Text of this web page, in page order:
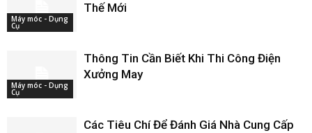
Máy móc - Dụng
Cụ
Thế Mới
Máy móc - Dụng
Cụ
Thông Tin Cần Biết Khi Thi Công Điện
Xưởng May
Các Tiêu Chí Để Đánh Giá Nhà Cung Cấp